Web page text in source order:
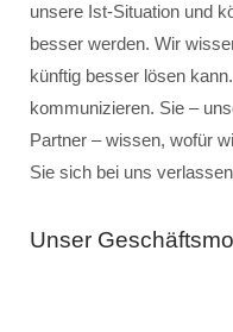
unsere Ist-Situation und
besser werden. Wir
künftig besser lösen
kommunizieren. Sie –
Partner – wissen, wofür
Sie sich bei uns
Unser